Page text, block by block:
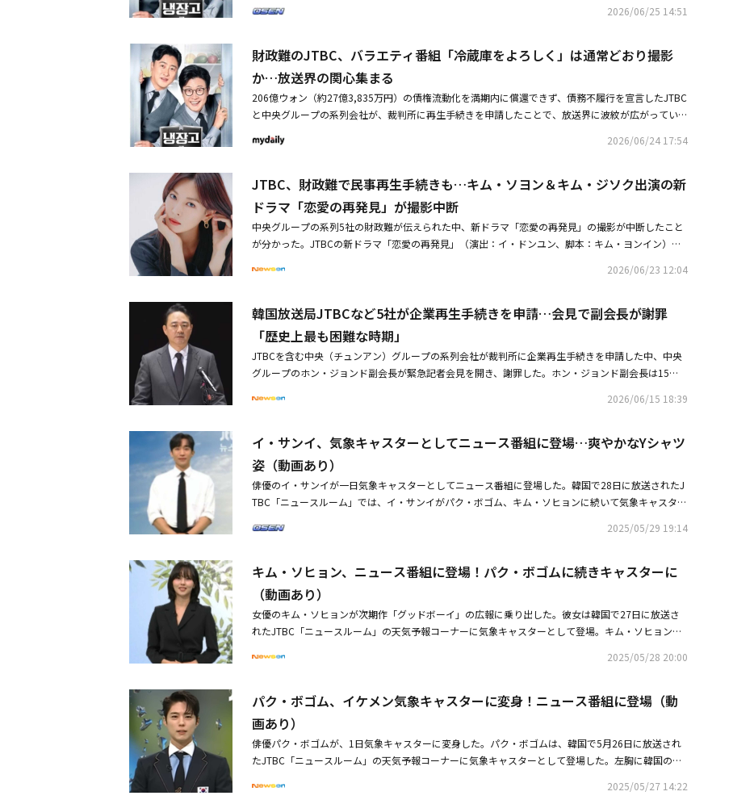
者の出演料を賃金に準じて優先的に弁済できる方策を模索し、これに関連して当事者である演技者お
億ウォン（約20億6,000万円）規模の流動化借入を満期内に償還できず、債務不履行（デフォルト）
を宣言した。中央グループの持株会社である中央ホールディングスをはじめ、JTBC、コンテンツリ
ー中央、メガボックス中央、中央P＆Iが、デフォルト宣言の2日後である14日に企業再生手続きを申
請した。これに関連し、「知ってるお兄さん」や「冷蔵庫をよろしく」「離婚熟慮キャンプ」など、
JTBCのバラエティ番組の出演者に対する出演料の支払いが遅れていることが明らかになった。
め、JTBC、コンテンツリー中央、メガボックス中央、中央P＆Iが、デフォルト宣言の2日後である1
く」「離婚熟慮キャンプ」など、JTBCのバラエティ番組の出演料が、予定された支給日を過ぎても
連絡を入れ、了解を求めたという。JTBCのバラエティ番組に出演中のある芸能事務所の関係者は、
「支給をしないということではなく、遅れるという説明を受けた」と明かしながらも、状況を注視し
ているとつけ加えた。JTBCは12日、計206億ウォン（約20億6000万円）規模の流動化借入を満期内
に償還できず、債務不履行（デフォルト）を宣言した。その後、中央ホールディングス、コンテンツ
リー中央、中央P＆I、メガボックス中央、JTBCが相次いで回生手続きを申請した。番組の制作環境
ドラマ「恋愛の再発見」の撮影が中断。しかし、経営難によるものではなく、「台本の内容が十分で
の後撮影を再開する予定だ」と伝えた。また、JTBCが人気バラエティ「冷蔵庫をよろしく」と新バ
ラエティ「恋愛戦争」を除く全てのバラエティ番組の撮影を中断するという報道が出たが、JTBCは
「バラエティが全面的に収録中断になったという報道は事実無根だ。全てのバラエティが予定された
スケジュールに従って、予定通り収録予定だ」と表明した。・財政難のJTBC、バラエティ番組「冷
蔵庫をよろしく」は通常どおり撮影か放送界の関心集まる・JTBC、財政難で民事再生手続きもキ
ム・ソヨン＆キム・ジソク出演の新ドラマ「恋愛の再発見」が撮影中断・韓国放送局JTBCなど5社が
2026/06/25 14:51
財政難のJTBC、バラエティ番組「冷蔵庫をよろしく」は通常どおり撮影
か…放送界の関心集まる
206億ウォン（約27億3,835万円）の債権流動化を満期内に償還できず、債務不履行を宣言したJTBC
と中央グループの系列会社が、裁判所に再生手続きを申請したことで、放送界に波紋が広がってい
った。2日後の14日には、中央ホールディングスとコンテンツリー中央、中央P＆I、メガボックス中
に裁判所へ再生手続き開始の保留決定申請書を提出し、自律構造調整支援（ARS）プログラムを希望
するという意志を明らかにしている状態だ。裁判所がこれを承認すれば再生手続きの開始を保留でき
るため、裁判所の判断に放送界の注目が高まっている。このように、JTBCと中央グループの流動性
危機が現実化したことで、今後のドラマやバラエティ番組の制作スケジュールに及ぼす影響にも関心
が集まっている。そんな中、新ドラマ「恋愛の再発見」はスケジュールの調整に入った。22日、制
作陣は「台本の完成度を高め、梅雨のシーズンを考慮して、1ヶ月間の再整備の時間を設ける」と明
ヒョンミン、ファン・ウスレへが出演を確定し、撮影を進行してきた。一部では、今回の撮影の一時
中断が会社の財政危機に関係しているのではないかという、懸念混じりの視線も向けられている。一
方で、一部のバラエティ番組は稼働していることが推測された。ナポリマフィアこと、シェフのクォ
ン・ソンジュンは22日、自身のSNSに「『冷蔵庫をよろしく』の撮影」という短い文章とともに写真
よって制作への支障が懸念される状況の中、バラエティ番組の収録の知らせは、ネットユーザーたち
心が集中している。・JTBC、財政難で民事再生手続きもキム・ソヨン＆キム・ジソク出演の新ドラ
マ「恋愛の再発見」が撮影中断・韓国放送局JTBCなど5社が企業再生手続きを申請会見で副会長が謝
罪「歴史上最も困難な時期」
2026/06/24 17:54
JTBC、財政難で民事再生手続きも…キム・ソヨン＆キム・ジソク出演の新
ドラマ「恋愛の再発見」が撮影中断
中央グループの系列5社の財政難が伝えられた中、新ドラマ「恋愛の再発見」の撮影が中断したこと
が分かった。JTBCの新ドラマ「恋愛の再発見」（演出：イ・ドンユン、脚本：キム・ヨンイン）の
梅雨の時期に備えるため撮影を中断した」と明かした。さらに「恋愛の再発見」側は「約1ヶ月間の
否定した。「恋愛の再発見」は中央グループ傘下のコンテンツ制作会社SLLがスタジオヒム、アルキ
ミスタメディアとともに制作し、JTBCで2026年下半期の放送を予定している作品だ。しかし、6月1
0日にキャスティングを発表してからわずか12日後に伝えられた今回の知らせに、ファンの間では不
安が広がっている。一部では放送延期の可能性についても懸念の声が上がっている状況だ。「恋愛の
再発見」は、離婚した夫婦が同じ職場に勤めることになり互いを再発見していく過程を描いた生活密
着型のオフィスヒューマンロマンスで、キム・ソヨン、キム・ジソク、ユン・ヒョンミン、ファン・
民事再生に相当する手続き）を申請している。・【PHOTO】キム・ソヨン、始球式に登場美しい投
球フォーム・キム・ジソク＆イ・ジュミョン、ハワイデートの目撃談が登場カップルリングも？過去
動画が再び話題に
2026/06/23 12:04
韓国放送局JTBCなど5社が企業再生手続きを申請…会見で副会長が謝罪
「歴史上最も困難な時期」
JTBCを含む中央（チュンアン）グループの系列会社が裁判所に企業再生手続きを申請した中、中央
グループのホン・ジョンド副会長が緊急記者会見を開き、謝罪した。ホン・ジョンド副会長は15
お詫び申し上げます。会社はこれまで経営安定のために最善を尽くしてきましたが、対外的な経済情
ざるを得なくなりました」と明らかにした。続けて「JTBC、MEGABOX、コンテンツリー中央など、
数多くの債権者や株主をはじめとする利害関係者の皆様に、改めて心よりお詫びの言葉を申し上げま
す」とし「皆様の被害回復を最優先課題として掲げ、最後まで最善を尽くします」と述べた。また
「今回の事態に直面した会社の役職員の皆様も、大きな衝撃を受け、大変不安に思われていることと
察します。迅速な正常化のために必要なあらゆる手段を講じるつもりであり、雇用の安定など、血の
にじむような努力を傾けます」とし「私は本日の再生申請を、放送という国家的な資産を保存し、取
は中断することなく正常に運営されます」と伝え、謝罪した。ホン・ジョンド副会長は役職員に対し
ても「これまで経営陣は、資金の収縮や流動性危機を克服し、グループの経営安定を維持するため
に、可能なあらゆる方策を模索してきました。しかし、累積した財務負担に資本市場の収縮が長期化
したことで、やむを得ず本日、JTBC、コンテンツリー中央、MEGABOX中央、中央ホールディング
会社を整理（清算）する手続きではありません。裁判所の監督のもとで債務を調整し、営業を継続し
今回の決定は、中央グループの本質的な競争力と未来の価値を守り抜くための苦渋の選択であり、大
韓民国のメディア・コンテンツ産業の生態系と皆様の職場を守るための、透明で秩序あるプロセスで
す」と知らせた。また「どうぞ、すべてのグループ役職員の皆様におかれましては、それぞれの場所
で本来の業務と顧客サービスに揺らぐことなく臨んでいただくよう、切にお願い申し上げます。今
後、経営陣は裁判所および関係機関と緊密に協力して財務構造を速やかに改善し、上場企業の取引正
常化を含む経営安定化を成し遂げるために、すべての力を集中させます」とし「今は中央グループの
歴史上、最も困難な時期です。しかし、役職員の皆様の底力と経営陣の責任ある努力が一つになれ
2026/06/15 18:39
イ・サンイ、気象キャスターとしてニュース番組に登場…爽やかなYシャツ
姿（動画あり）
俳優のイ・サンイが一日気象キャスターとしてニュース番組に登場した。韓国で28日に放送されたJ
TBC「ニュースルーム」では、イ・サンイがパク・ボゴム、キム・ソヒョンに続いて気象キャスター
す」と挨拶し、目を引いた。イ・サンイは「今週土曜日から放送されるJTBCドラマ『グッドボー
算された動きで勝負するフェンシングのように、今日は私が鋭い分析を交えて天気をお伝えします」
と意気込みを語った。彼は明日が事前投票開始日であることに触れながら、天気を紹介。「午後には
内陸各地に小雨が通り過ぎる」と予告した。続けて「投票に向かう際は、携帯に便利な傘を持参され
ることをお勧めします」と付け加えた。イ・サンイは全国の最高気温まで詳しく説明した後、「健康
な夏をお過ごしください」とし、天気予報を締めくくった。「グッドボーイ」は、特別採用で警察に
なったメダリストたちが、メダルの代わりに警察手帳を首にかけ、不正と反則がはびこる世の中に立
2025/05/29 19:14
キム・ソヒョン、ニュース番組に登場！パク・ボゴムに続きキャスターに
（動画あり）
女優のキム・ソヒョンが次期作「グッドボーイ」の広報に乗り出した。彼女は韓国で27日に放送さ
れたJTBC「ニュースルーム」の天気予報コーナーに気象キャスターとして登場。キム・ソヒョンは
送されるドラマ『グッドボーイ』のチ・ハンナ役で皆さんのもとを訪れます。弾丸が的の真ん中を通
ースを着て淡麗なビジュアルを誇ったキム・ソヒョンは、安定した発声と穏やかな声で天気を伝え
た。最後には「今週はずっと暑い天気が続きます。暑さに疲れないように体に気をつけてください」
と挨拶した。これに先立って、「グッドボーイ」でキム・ソヒョンと共演するパク・ボゴムも26日
に放送された「ニュースルーム」に気象キャスターとして出演した。キム・ソヒョンの次期作である
「グッドボーイ」は、特別採用で警察になったメダリストたちが、メダルの代わりに警察手帳を首に
かけ、不正と反則がはびこる世の中に立ち向かって戦う、コミカルアクション青春捜査ドラマだ。韓
2025/05/28 20:00
パク・ボゴム、イケメン気象キャスターに変身！ニュース番組に登場（動
画あり）
俳優パク・ボゴムが、1日気象キャスターに変身した。パク・ボゴムは、韓国で5月26日に放送され
たJTBC「ニュースルーム」の天気予報コーナーに気象キャスターとして登場した。左胸に韓国の国
す」と爽やかなコメントで天気予報を始めた。彼は「明日の天気もドラマの期待と同じくらい、手ご
2025/05/27 14:22